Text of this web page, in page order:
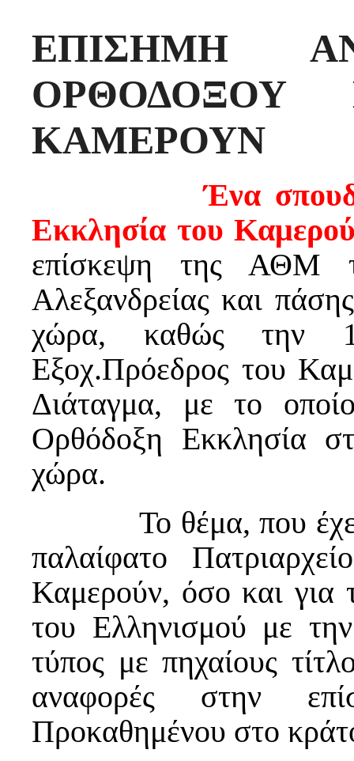
ΕΠΙΣΗΜΗ
ΟΡΘΟΔΟΞΟΥ
ΚΑΜΕΡΟΥΝ
Ένα
Εκκλησία του
επίσκεψη της ΑΘΜ
Αλεξανδρείας και
χώρα, καθώς την
Εξοχ.Πρόεδρος του
Διάταγμα, με το
Ορθόδοξη Εκκλησία
χώρα.
Το θέμα, που έχει
παλαίφατο
Καμερούν, όσο και για
του Ελληνισμού με
τύπος με πηχαίους
αναφορές στην
Προκαθημένου στο